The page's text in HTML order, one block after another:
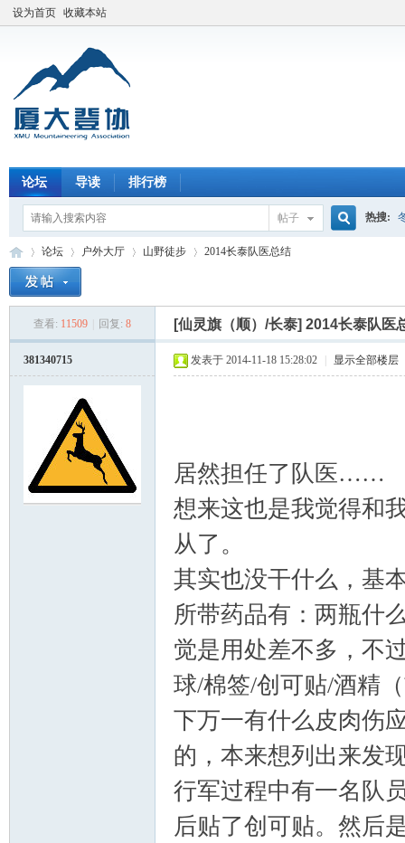
设为首页 收藏本站
论坛 导读 排行榜
帖子
索
热搜:
论坛
›
户外大厅
›
山野徒步
›
2014长泰队医总结
查看: 11509 回复: 8 [仙灵旗（顺）/长泰] 2014长泰队医
381340715 发表于 2014-11-18 15:28:02 显示全部楼层
居然担任了队医……
想来这也是我觉得和
从了。
其实也没干什么，基
所带药品有：两瓶什
觉是用处差不多，不
球/棉签/创可贴/酒精
下万一有什么皮肉伤
的，本来想列出来发
行军过程中有一名队
后贴了创可贴。然后